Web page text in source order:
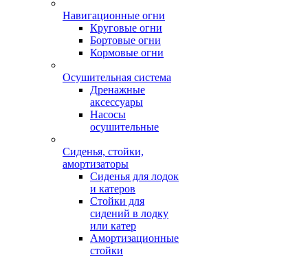
Навигационные огни
Круговые огни
Бортовые огни
Кормовые огни
Осушительная система
Дренажные
аксессуары
Насосы
осушительные
Сиденья, стойки,
амортизаторы
Сиденья для лодок
и катеров
Стойки для
сидений в лодку
или катер
Амортизационные
стойки